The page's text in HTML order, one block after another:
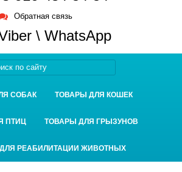
Обратная связь
\ WhatsApp
СОБАК ТОВАРЫ ДЛЯ КОШЕК
ПТИЦ ТОВАРЫ ДЛЯ ГРЫЗУНОВ
РЕАБИЛИТАЦИИ ЖИВОТНЫХ